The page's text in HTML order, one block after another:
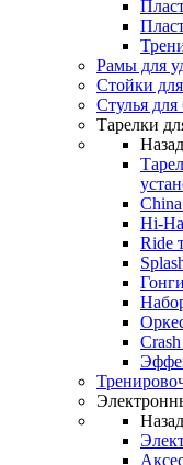
Рамы для
Стойки
Стулья
Тарелки
Назад
Hi-
Ride
Гонги
Сrash
Назад